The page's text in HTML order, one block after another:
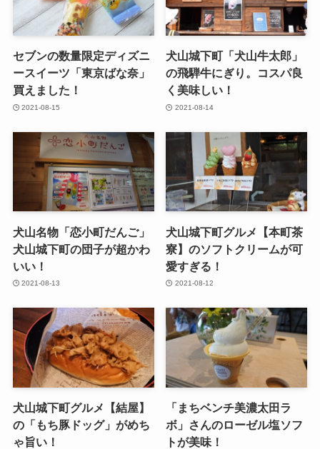
セブンの数量限定ディズニ
ースイーツ「東京ばな奈」
買えました！
2021-08-15
犬山城下町「犬山牛太郎」
の飛騨牛にぎり。コスパ良
く美味しい！
2021-08-14
犬山名物「恋小町だんご」
犬山城下町の団子が超かわ
いい！
2021-08-13
犬山城下町グルメ【本町茶
寮】のソフトクリームが可
愛すぎる！
2021-08-12
犬山城下町グルメ【結屋】
の「もち豚ドッグ」がめち
ゃ旨い！
「まちベンチ美濃太田ラ
ボ」さんのローゼル塩ソフ
トが美味！